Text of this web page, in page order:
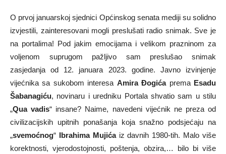
O prvoj januarskoj sjednici Općinskog senata mediji su solidno
izvjestili, zainteresovani mogli preslušati radio snimak. Sve je
na portalima! Pod jakim emocijama i velikom prazninom za
voljenom suprugom pažljivo sam preslušao snimak
zasjedanja od 12. januara 2023. godine. Javno izvinjenje
vijećnika sa sukobom interesa Amira Đogićaprema Esadu
Šabanagiću, novinaru i uredniku Portala shvatio sam u stilu
„Qua vadis“ insane? Naime, navedeni vijećnik ne preza od
civilizacijskih upitnih ponašanja koja snažno podsjećaju na
„svemoćnog“ Ibrahima Mujićaiz davnih 1980-tih. Malo više
korektnosti, vjerodostojnosti, poštenja, obzira,… bilo bi više